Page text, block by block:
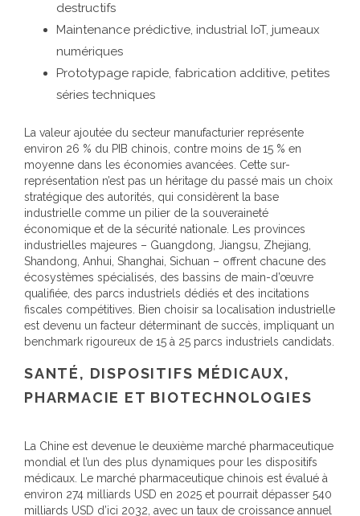
destructifs
Maintenance prédictive, industrial IoT, jumeaux
numériques
Prototypage rapide, fabrication additive, petites
séries techniques
La valeur ajoutée du secteur manufacturier représente
environ 26 % du PIB chinois, contre moins de 15 % en
moyenne dans les économies avancées. Cette sur-
représentation n’est pas un héritage du passé mais un choix
stratégique des autorités, qui considèrent la base
industrielle comme un pilier de la souveraineté
économique et de la sécurité nationale. Les provinces
industrielles majeures – Guangdong, Jiangsu, Zhejiang,
Shandong, Anhui, Shanghai, Sichuan – offrent chacune des
écosystèmes spécialisés, des bassins de main-d’œuvre
qualifiée, des parcs industriels dédiés et des incitations
fiscales compétitives. Bien choisir sa localisation industrielle
est devenu un facteur déterminant de succès, impliquant un
benchmark rigoureux de 15 à 25 parcs industriels candidats.
SANTÉ, DISPOSITIFS MÉDICAUX,
PHARMACIE ET BIOTECHNOLOGIES
La Chine est devenue le deuxième marché pharmaceutique
mondial et l’un des plus dynamiques pour les dispositifs
médicaux. Le marché pharmaceutique chinois est évalué à
environ 274 milliards USD en 2025 et pourrait dépasser 540
milliards USD d’ici 2032, avec un taux de croissance annuel